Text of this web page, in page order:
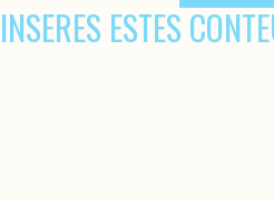
INSERES ESTES